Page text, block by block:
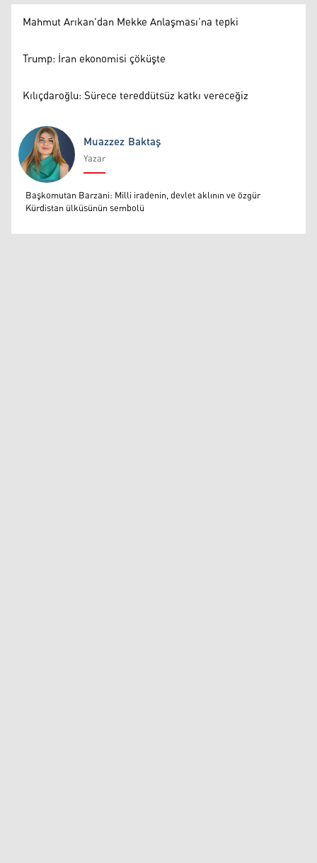
Mahmut Arıkan'dan Mekke Anlaşması’na tepki
Trump: İran ekonomisi çöküşte
Kılıçdaroğlu: Sürece tereddütsüz katkı vereceğiz
Muazzez Baktaş
Muazzez Baktaş
Yazar
Başkomutan Barzani: Milli iradenin, devlet aklının ve özgür
Kürdistan ülküsünün sembolü